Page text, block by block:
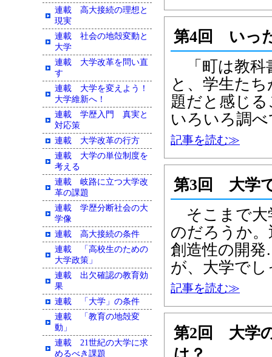
第4回 いっ
「町は教科
と、学生た
題だと感じ
いろいろ調
記事を読む≫
第3回 大学
そこまで大
のだろうか
創造性の開
が、大学で
記事を読む≫
第2回 大学
連載 高大接続の理想と
現実
連載 社会の地殻変動と
大学
連載 大学改革を問い直
す
連載 大学を変えよう！
大学維新へ！
連載 学歴入門 真実と
対応策
連載 大学改革の行方
連載 大学の単位制度を
考える
連載 岐路に立つ大学改
革の課題
連載 学歴分断社会の大
学像
連載 高大接続の条件
連載 「高校生のための
大学政策」
連載 出欠確認の教育効
果
連載 「大学」の条件
連載 「教育の地殻変
動」
連載 21世紀の大学に求
めるべき課題